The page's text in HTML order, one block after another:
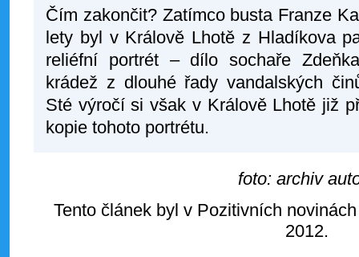
Čím zakončit? Zatímco busta Franze
lety byl v Králově Lhotě z Hladíkova
reliéfní portrét – dílo sochaře
krádež z dlouhé řady vandalských
Sté výročí si však v Králově Lhotě již
kopie tohoto portrétu.
foto: archiv
Tento článek byl v Pozitivních
2012.